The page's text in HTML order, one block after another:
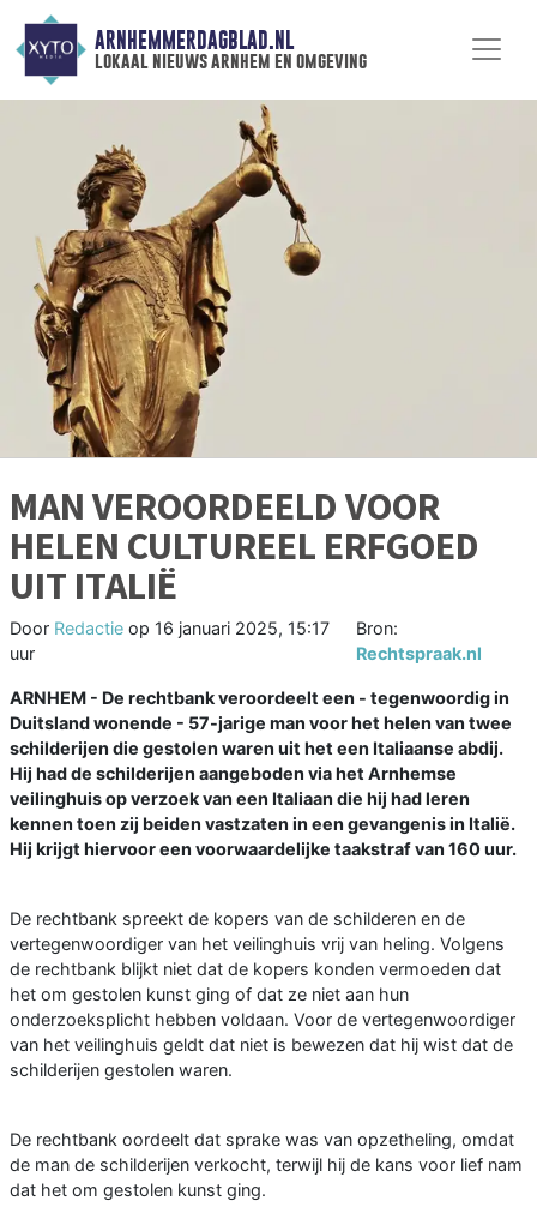
ARNHEMMERDAGBLAD.NL
lokaal nieuws arnhem en omgeving
MAN VEROORDEELD VOOR
HELEN CULTUREEL ERFGOED
UIT ITALIË
Door Redactie op 16 januari 2025, 15:17
uur
Bron:
Rechtspraak.nl
ARNHEM - De rechtbank veroordeelt een - tegenwoordig in
Duitsland wonende - 57-jarige man voor het helen van twee
schilderijen die gestolen waren uit het een Italiaanse abdij.
Hij had de schilderijen aangeboden via het Arnhemse
veilinghuis op verzoek van een Italiaan die hij had leren
kennen toen zij beiden vastzaten in een gevangenis in Italië.
Hij krijgt hiervoor een voorwaardelijke taakstraf van 160 uur.
De rechtbank spreekt de kopers van de schilderen en de
vertegenwoordiger van het veilinghuis vrij van heling. Volgens
de rechtbank blijkt niet dat de kopers konden vermoeden dat
het om gestolen kunst ging of dat ze niet aan hun
onderzoeksplicht hebben voldaan. Voor de vertegenwoordiger
van het veilinghuis geldt dat niet is bewezen dat hij wist dat de
schilderijen gestolen waren.
De rechtbank oordeelt dat sprake was van opzetheling, omdat
de man de schilderijen verkocht, terwijl hij de kans voor lief nam
dat het om gestolen kunst ging.